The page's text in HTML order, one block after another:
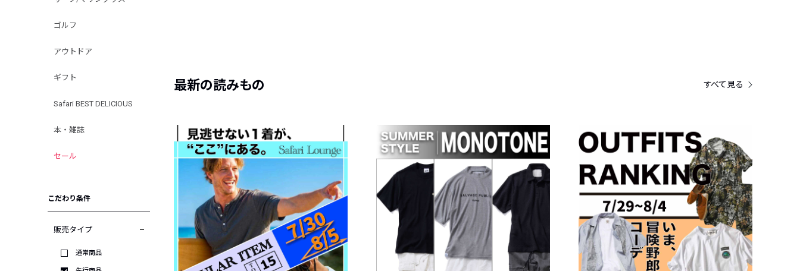
ゴルフ
アウトドア
ギフト
Safari BEST DELICIOUS
本・雑誌
セール
こだわり条件
販売タイプ
通常商品
最新の読みもの すべて見る